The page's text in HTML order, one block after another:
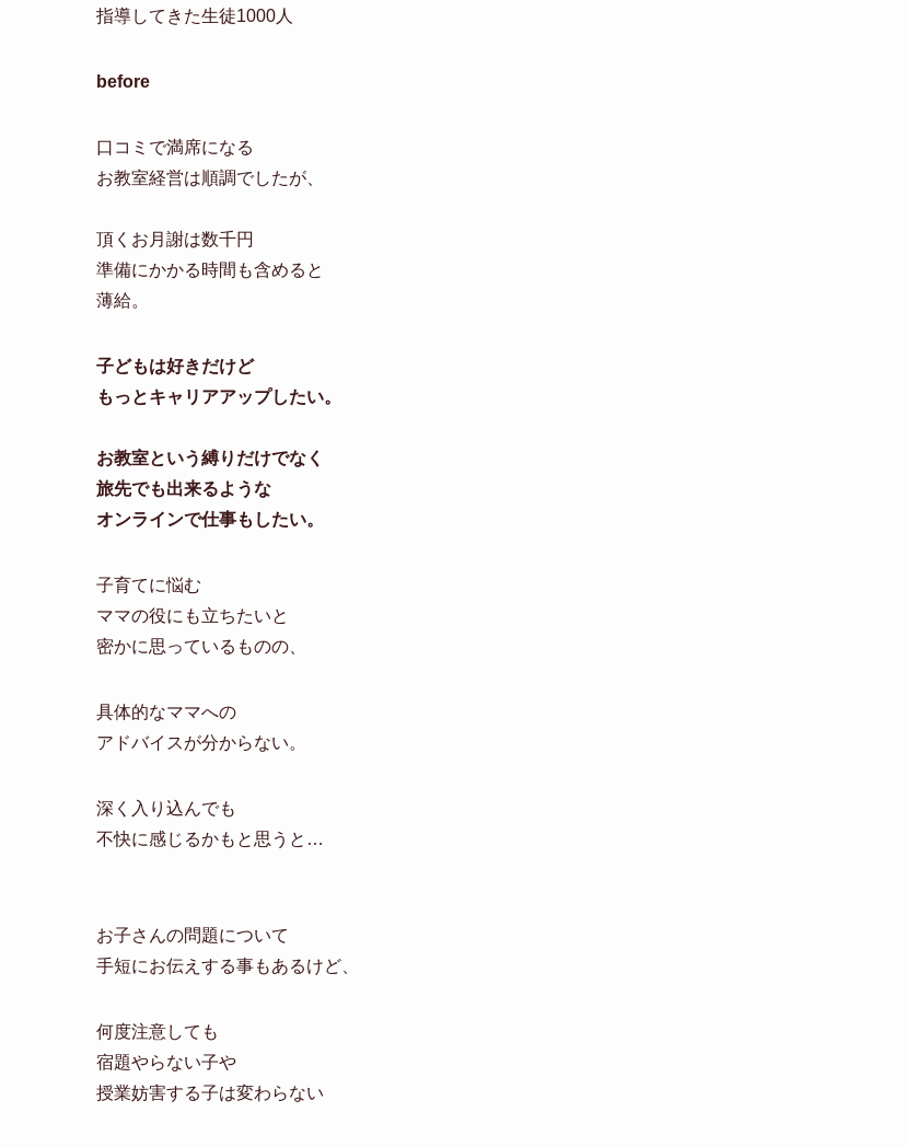
指導してきた生徒1000人
before
口コミで満席になる
お教室経営は順調でしたが、
頂くお月謝は数千円
準備にかかる時間も含めると
薄給。
子どもは好きだけど
もっとキャリアアップしたい。
お教室という縛りだけでなく
旅先でも出来るような
オンラインで仕事もしたい。
子育てに悩む
ママの役にも立ちたいと
密かに思っているものの、
具体的なママへの
アドバイスが分からない。
深く入り込んでも
不快に感じるかもと思うと…
お子さんの問題について
手短にお伝えする事もあるけど、
何度注意しても
宿題やらない子や
授業妨害する子は変わらない